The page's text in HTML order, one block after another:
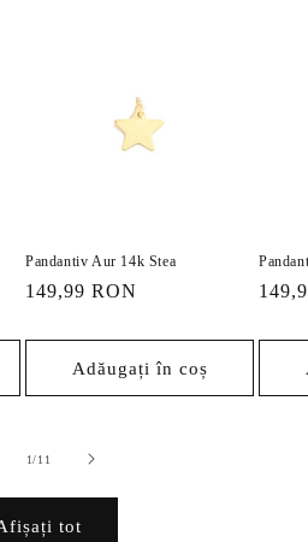
Pandantiv Aur 14k Stea
Preț
149,99 RON
Adăugați în coș
Preț
1/din
11
tot